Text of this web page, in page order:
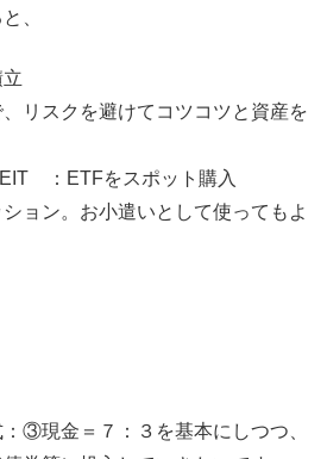
、
リスクを避けてコツコツと資産を
：ETFをスポット購入
ョン。お小遣いとして使ってもよ
③現金＝７：３を基本にしつつ、